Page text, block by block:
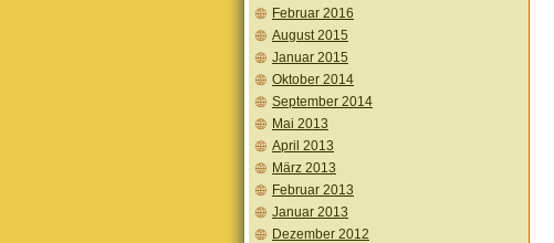
Februar 2016
August 2015
Januar 2015
Oktober 2014
September 2014
Mai 2013
April 2013
März 2013
Februar 2013
Januar 2013
Dezember 2012